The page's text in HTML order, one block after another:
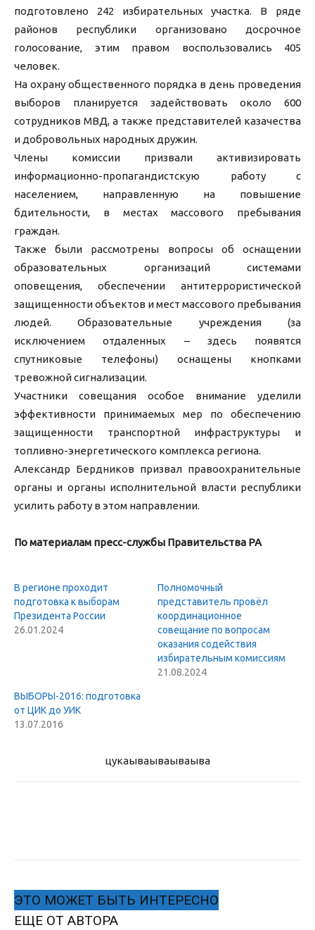
подготовлено 242 избирательных участка. В ряде
районов республики организовано досрочное
голосование, этим правом воспользовались 405
человек.
На охрану общественного порядка в день проведения
выборов планируется задействовать около 600
сотрудников МВД, а также представителей казачества
и добровольных народных дружин.
Члены комиссии призвали активизировать
информационно-пропагандистскую работу с
населением, направленную на повышение
бдительности, в местах массового пребывания
граждан.
Также были рассмотрены вопросы об оснащении
образовательных организаций системами
оповещения, обеспечении антитеррористической
защищенности объектов и мест массового пребывания
людей. Образовательные учреждения (за
исключением отдаленных – здесь появятся
спутниковые телефоны) оснащены кнопками
тревожной сигнализации.
Участники совещания особое внимание уделили
эффективности принимаемых мер по обеспечению
защищенности транспортной инфраструктуры и
топливно-энергетического комплекса региона.
Александр Бердников призвал правоохранительные
органы и органы исполнительной власти республики
усилить работу в этом направлении.
По материалам пресс-службы Правительства РА
В регионе проходит
подготовка к выборам
Президента России
26.01.2024
Полномочный
представитель провёл
координационное
совещание по вопросам
оказания содействия
избирательным комиссиям
21.08.2024
ВЫБОРЫ-2016: подготовка
от ЦИК до УИК
13.07.2016
цукаываываываыва
ЭТО МОЖЕТ БЫТЬ ИНТЕРЕСНО
ЕЩЕ ОТ АВТОРА